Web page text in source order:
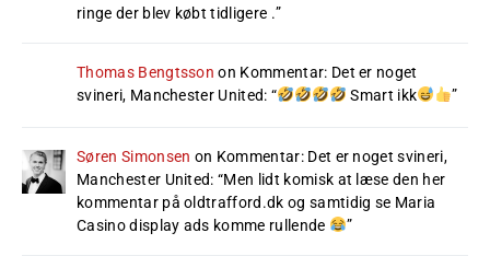
ringe der blev købt tidligere .”
Thomas Bengtsson on Kommentar: Det er noget
svineri, Manchester United: “ Smart ikk ”
Søren Simonsen on Kommentar: Det er noget svineri,
Manchester United: “Men lidt komisk at læse den her
kommentar på oldtrafford.dk og samtidig se Maria
Casino display ads komme rullende
”